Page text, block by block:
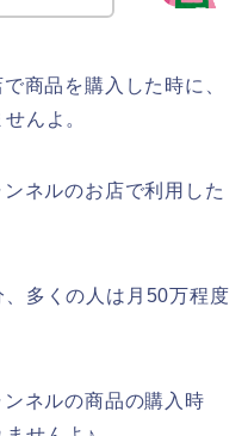
商品を購入した時に、
んよ。
ネルのお店で利用した
多くの人は月50万程度
ネルの商品の購入時